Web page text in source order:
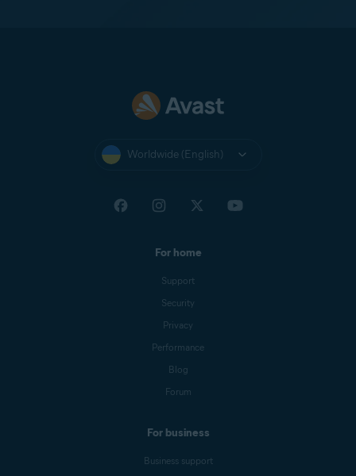
Worldwide (English)
For home
Support
Security
Privacy
Performance
Blog
Forum
For business
Business support